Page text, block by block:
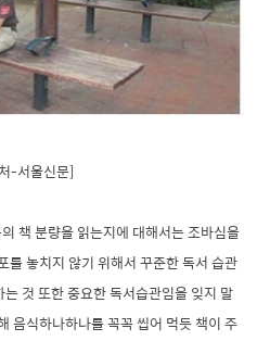
-서울신문]
책 분량을 읽는지에 대해서는 조바심을
를 놓치지 않기 위해서 꾸준한 독서 습관
것 또한 중요한 독서습관임을 잊지 말
음식하나하나를 꼭꼭 씹어 먹듯 책이 주